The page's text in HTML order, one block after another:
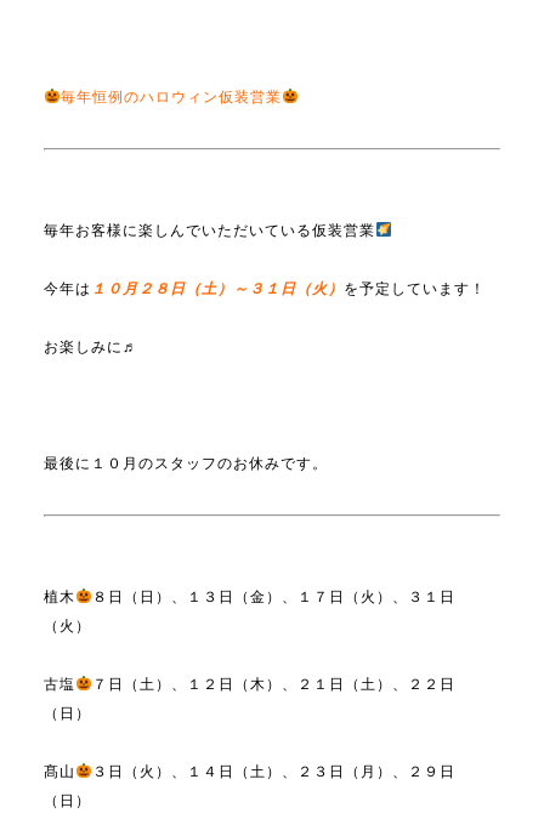
毎年恒例のハロウィン仮装営業
毎年お客様に楽しんでいただいている仮装営業
今年は １０月２８日（土）～３１日（火） を予定しています！
お楽しみに♬
最後に１０月のスタッフのお休みです。
植木
８日（日）、１３日（金）、１７日（火）、３１日
（火）
古塩
７日（土）、１２日（木）、２１日（土）、２２日
（日）
髙山
３日（火）、１４日（土）、２３日（月）、２９日
（日）